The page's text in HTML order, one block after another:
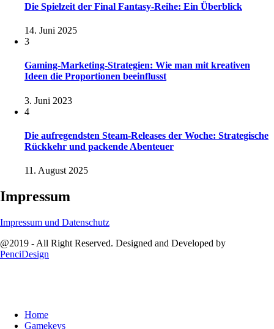
Die Spielzeit der Final Fantasy-Reihe: Ein Überblick
14. Juni 2025
3
Gaming-Marketing-Strategien: Wie man mit kreativen
Ideen die Proportionen beeinflusst
3. Juni 2023
4
Die aufregendsten Steam-Releases der Woche: Strategische
Rückkehr und packende Abenteuer
11. August 2025
Impressum
Impressum und Datenschutz
@2019 - All Right Reserved. Designed and Developed by
PenciDesign
Home
Gamekeys